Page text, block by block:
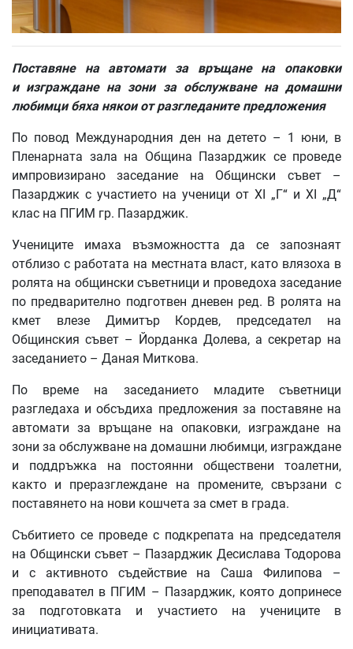
Поставяне на автомати за връщане на опаковки
и изграждане на зони за обслужване на домашни
любимци бяха някои от разгледаните предложения
По повод Международния ден на детето – 1 юни, в
Пленарната зала на Община Пазарджик се проведе
импровизирано заседание на Общински съвет –
Пазарджик с участието на ученици от XI „Г“ и XI „Д“
клас на ПГИМ гр. Пазарджик.
Учениците имаха възможността да се запознаят
отблизо с работата на местната власт, като влязоха в
ролята на общински съветници и проведоха заседание
по предварително подготвен дневен ред. В ролята на
кмет влезе Димитър Кордев, председател на
Общинския съвет – Йорданка Долева, а секретар на
заседанието – Даная Миткова.
По време на заседанието младите съветници
разгледаха и обсъдиха предложения за поставяне на
автомати за връщане на опаковки, изграждане на
зони за обслужване на домашни любимци, изграждане
и поддръжка на постоянни обществени тоалетни,
както и преразглеждане на промените, свързани с
поставянето на нови кошчета за смет в града.
Събитието се проведе с подкрепата на председателя
на Общински съвет – Пазарджик Десислава Тодорова
и с активното съдействие на Саша Филипова –
преподавател в ПГИМ – Пазарджик, която допринесе
за подготовката и участието на учениците в
инициативата.